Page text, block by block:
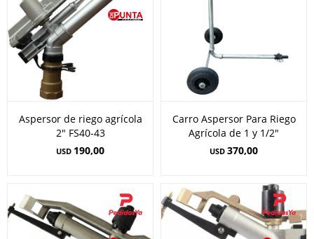
Aspersor de riego agrícola
2" FS40-43
USD 190,00
Carro Aspersor Para Riego
Agrícola de 1 y 1/2"
USD 370,00